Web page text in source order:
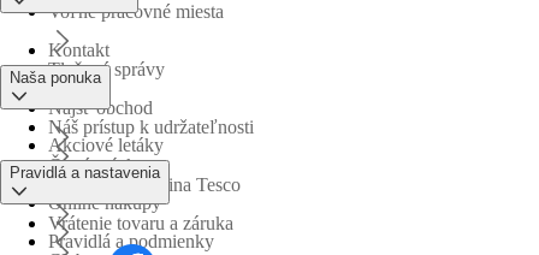
Voľné pracovné miesta
Tlačové správy
Náš prístup k udržateľnosti
Obchodná skupina Tesco
Kontakt
Nájsť obchod
Časté otázky
Vrátenie tovaru a záruka
Naša ponuka
Akciové letáky
Online nákupy
Pravidlá a nastavenia
Pravidlá a podmienky